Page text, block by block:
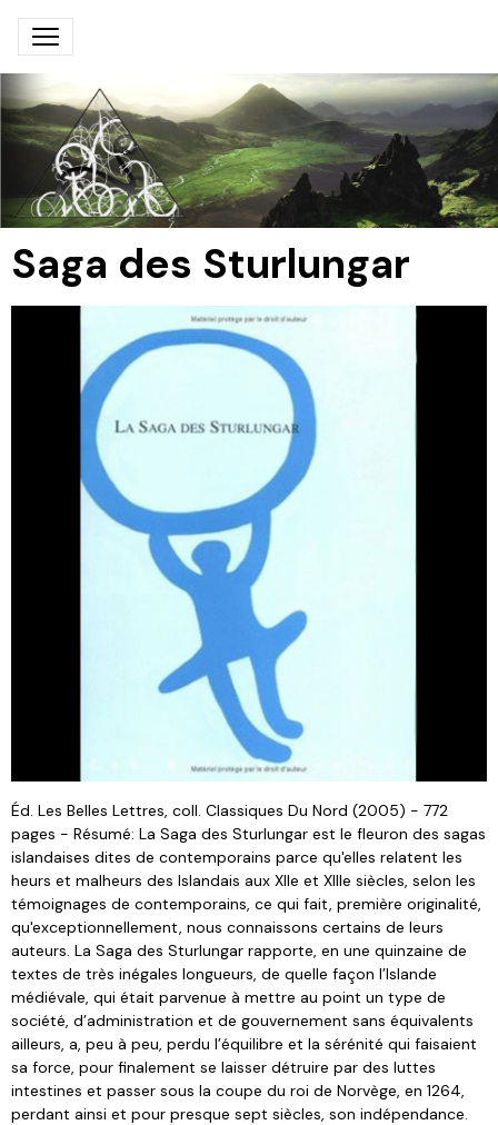
Saga des Sturlungar
Éd. Les Belles Lettres, coll. Classiques Du Nord (2005) - 772
pages - Résumé: La Saga des Sturlungar est le fleuron des sagas
islandaises dites de contemporains parce qu'elles relatent les
heurs et malheurs des Islandais aux XIIe et XIIIe siècles, selon les
témoignages de contemporains, ce qui fait, première originalité,
qu'exceptionnellement, nous connaissons certains de leurs
auteurs. La Saga des Sturlungar rapporte, en une quinzaine de
textes de très inégales longueurs, de quelle façon l’Islande
médiévale, qui était parvenue à mettre au point un type de
société, d’administration et de gouvernement sans équivalents
ailleurs, a, peu à peu, perdu l’équilibre et la sérénité qui faisaient
sa force, pour finalement se laisser détruire par des luttes
intestines et passer sous la coupe du roi de Norvège, en 1264,
perdant ainsi et pour presque sept siècles, son indépendance.